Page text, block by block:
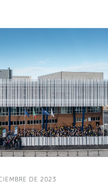
DE 2023